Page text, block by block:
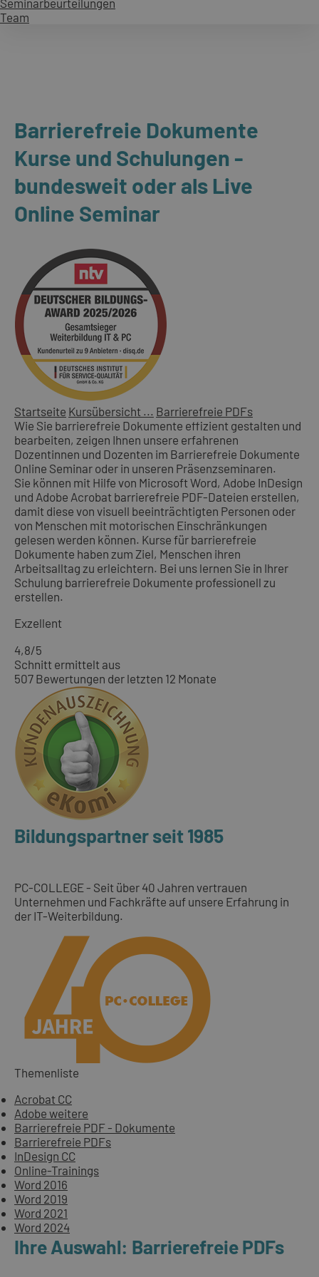
Team
Barrierefreie Dokumente
Kurse und Schulungen -
bundesweit oder als Live
Online Seminar
Startseite Kursübersicht ... Barrierefreie PDFs
Wie Sie barrierefreie Dokumente effizient gestalten und
bearbeiten, zeigen Ihnen unsere erfahrenen
Dozentinnen und Dozenten im Barrierefreie Dokumente
Online Seminar oder in unseren Präsenzseminaren.
Sie können mit Hilfe von Microsoft Word, Adobe InDesign
und Adobe Acrobat barrierefreie PDF-Dateien erstellen,
damit diese von visuell beeinträchtigten Personen oder
von Menschen mit motorischen Einschränkungen
gelesen werden können. Kurse für barrierefreie
Dokumente haben zum Ziel, Menschen ihren
Arbeitsalltag zu erleichtern. Bei uns lernen Sie in Ihrer
Schulung barrierefreie Dokumente professionell zu
erstellen.
Exzellent
4,8/5
Schnitt ermittelt aus
507 Bewertungen der letzten 12 Monate
Bildungspartner seit 1985
PC-COLLEGE - Seit über 40 Jahren vertrauen
Unternehmen und Fachkräfte auf unsere Erfahrung in
der IT-Weiterbildung.
Themenliste
Acrobat CC
Adobe weitere
Barrierefreie PDF - Dokumente
Barrierefreie PDFs
InDesign CC
Online-Trainings
Word 2016
Word 2019
Word 2021
Word 2024
Ihre Auswahl: Barrierefreie PDFs